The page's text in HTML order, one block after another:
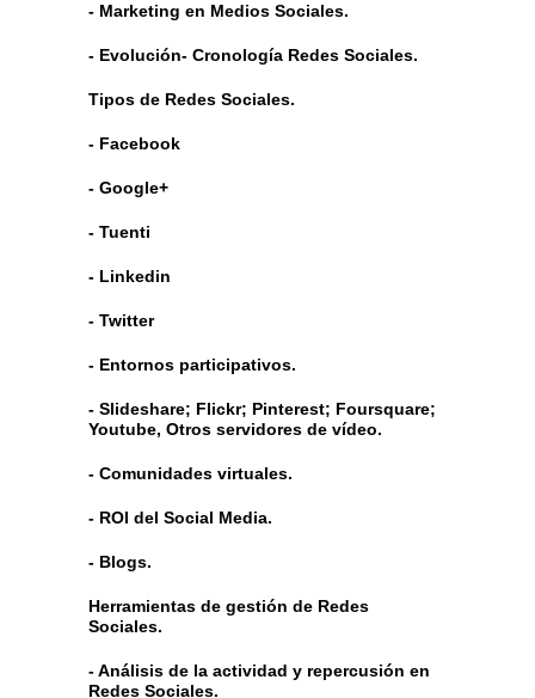
- Marketing en Medios Sociales.
- Evolución- Cronología Redes Sociales.
Tipos de Redes Sociales.
- Facebook
- Google+
- Tuenti
- Linkedin
- Twitter
- Entornos participativos.
- Slideshare; Flickr; Pinterest; Foursquare;
Youtube, Otros servidores de vídeo.
- Comunidades virtuales.
- ROI del Social Media.
- Blogs.
Herramientas de gestión de Redes
Sociales.
- Análisis de la actividad y repercusión en
Redes Sociales.